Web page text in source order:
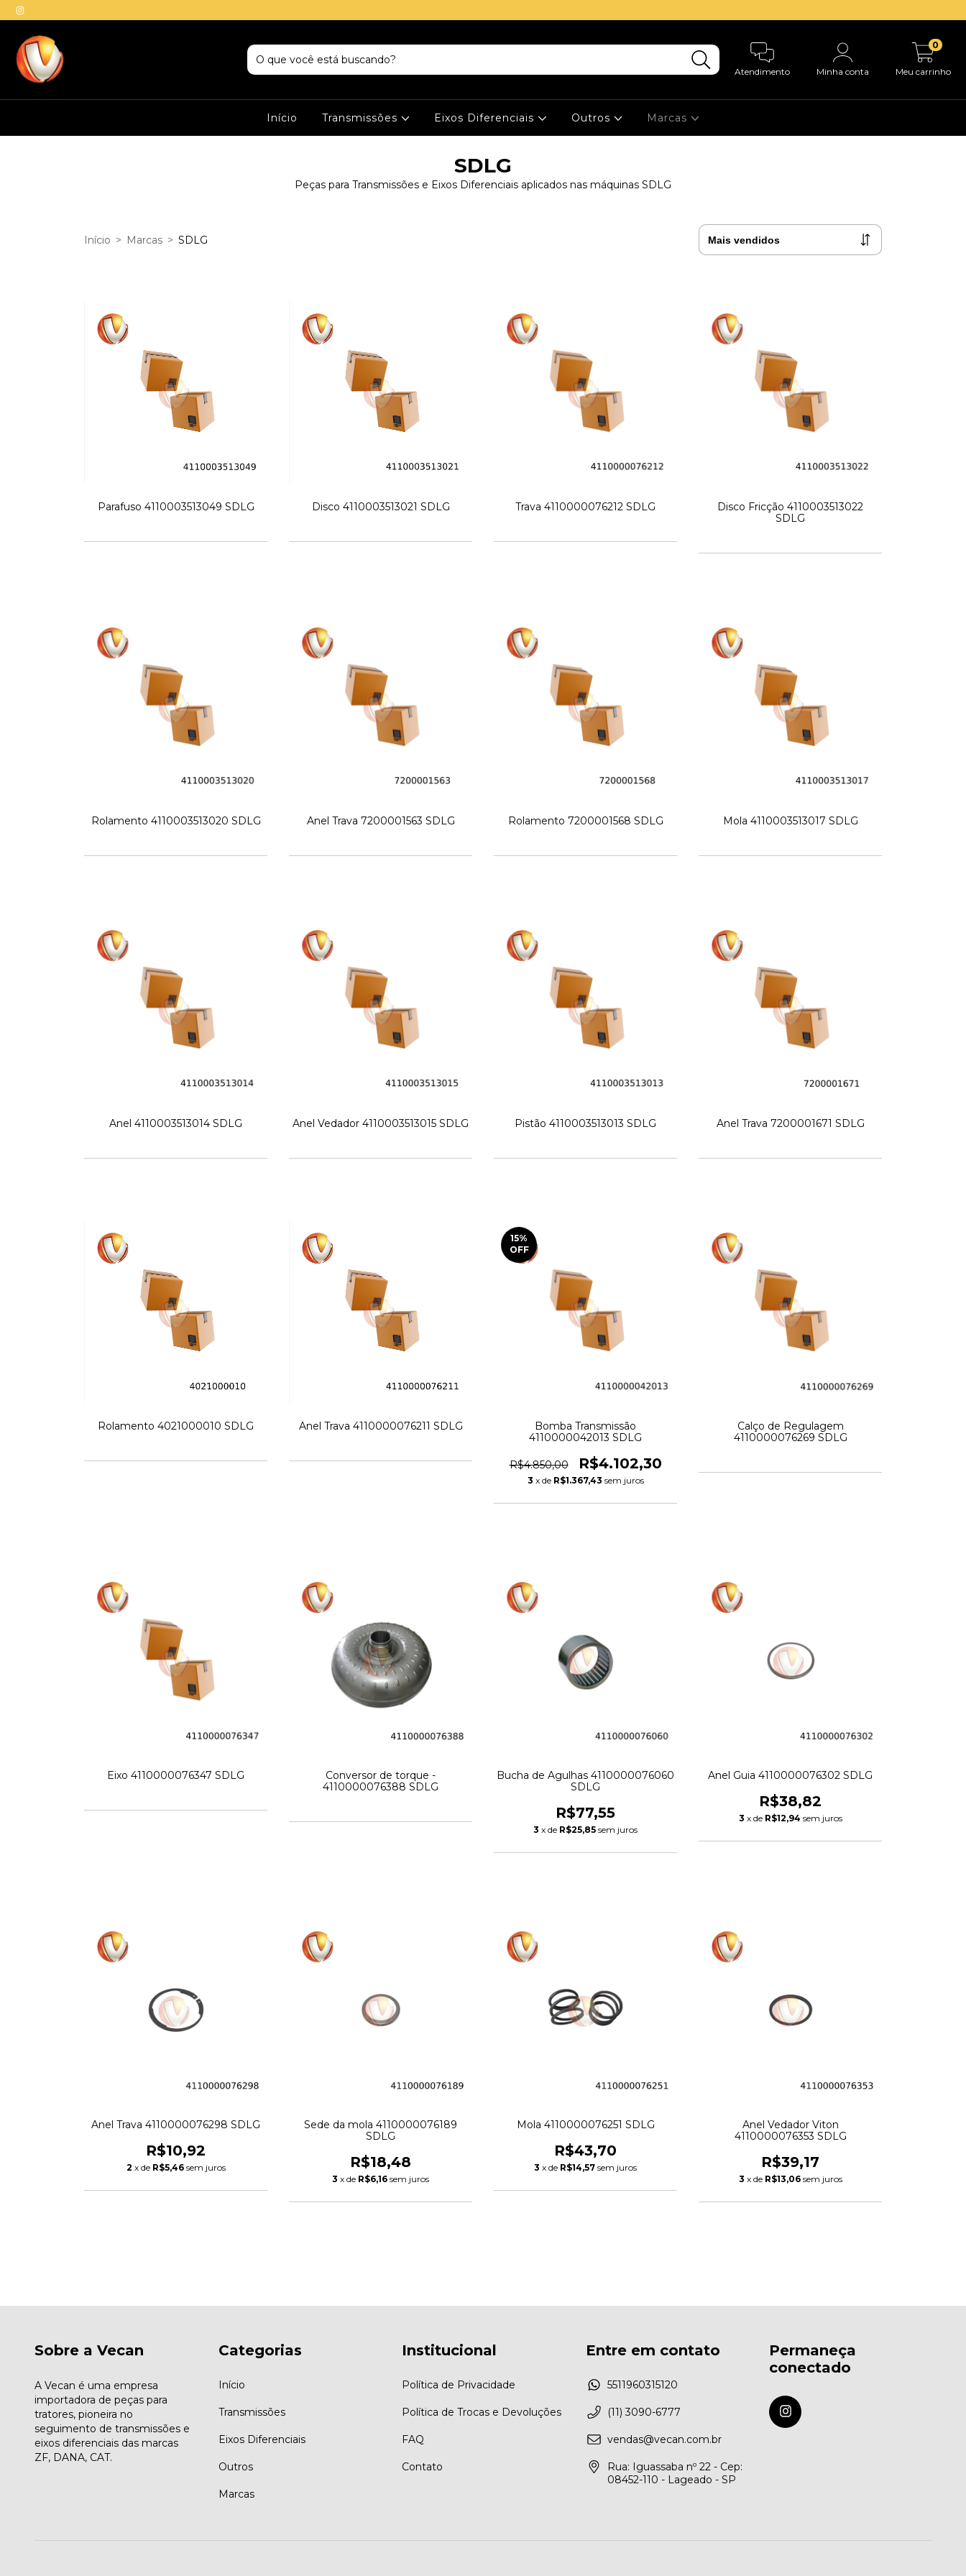
Atendimento Minha conta Meu carrinho
0
Início Transmissões Eixos Diferenciais Outros Marcas
SDLG
Peças para Transmissões e Eixos Diferenciais aplicados nas máquinas SDLG
Início > Marcas > SDLG
Parafuso 4110003513049 SDLG Disco 4110003513021 SDLG Trava 4110000076212 SDLG
Disco Fricção 4110003513022
SDLG
Rolamento 4110003513020 SDLG Anel Trava 7200001563 SDLG Rolamento 7200001568 SDLG Mola 4110003513017 SDLG
Anel 4110003513014 SDLG Anel Vedador 4110003513015 SDLG Pistão 4110003513013 SDLG Anel Trava 7200001671 SDLG
Rolamento 4021000010 SDLG Anel Trava 4110000076211 SDLG
15%
OFF
Bomba Transmissão
4110000042013 SDLG
R$4.850,00 R$4.102,30
3 x de R$1.367,43 sem juros
Calço de Regulagem
4110000076269 SDLG
Eixo 4110000076347 SDLG
Conversor de torque -
4110000076388 SDLG
Bucha de Agulhas 4110000076060
SDLG
R$77,55
3 x de R$25,85 sem juros
Anel Guia 4110000076302 SDLG
R$38,82
3 x de R$12,94 sem juros
Anel Trava 4110000076298 SDLG
R$10,92
2 x de R$5,46 sem juros
Sede da mola 4110000076189
SDLG
R$18,48
3 x de R$6,16 sem juros
Mola 4110000076251 SDLG
R$43,70
3 x de R$14,57 sem juros
Anel Vedador Viton
4110000076353 SDLG
R$39,17
3 x de R$13,06 sem juros
Sobre a Vecan
A Vecan é uma empresa
importadora de peças para
tratores, pioneira no
seguimento de transmissões e
eixos diferenciais das marcas
ZF, DANA, CAT.
Categorias
Início
Transmissões
Eixos Diferenciais
Outros
Marcas
Institucional
Política de Privacidade
Política de Trocas e Devoluções
FAQ
Contato
Entre em contato
5511960315120
(11) 3090-6777
vendas@vecan.com.br
Rua: Iguassaba nº 22 - Cep:
08452-110 - Lageado - SP
Permaneça
conectado